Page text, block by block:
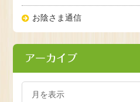
お陰さま通信
アーカイブ